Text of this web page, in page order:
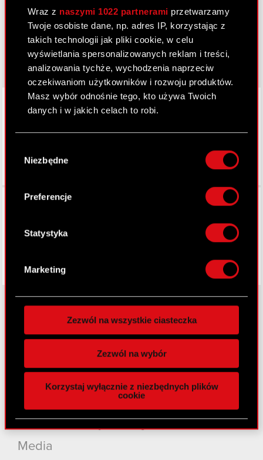
Wraz z naszymi 1022 partnerami przetwarzamy
Twoje osobiste dane, np. adres IP, korzystając z
takich technologii jak pliki cookie, w celu
wyświetlania spersonalizowanych reklam i treści,
analizowania tychże, wychodzenia naprzeciw
oczekiwaniom użytkowników i rozwoju produktów.
Masz wybór odnośnie tego, kto używa Twoich
danych i w jakich celach to robi.
lokalizacji geograficznej z dokładnością nawet
Identyfikować Twoje urządzenie, aktywnie
analizując charakteryzującego je zbiory
palca)
osobiste dane są przetwarzane oraz ustaw własne
preferencje w
. W Deklaracji
zgodę w dowolnej chwili.
Wykorzystujemy pliki cookie do
funkcje społecznościowe i analizować ruch w
naszej witrynie. Informacje o tym, jak korzystasz
z naszej witryny, udostępniamy partnerom
Partnerzy mogą połączyć te informacje z innymi
danymi otrzymanymi od Ciebie lub uzyskanymi
podczas korzystania z ich usług. Kontynuując
zgody
Niezbędne
Preferencje
Statystyka
Marketing
Zezwól na wszystkie ciasteczka
Zezwól na wybór
Korzystaj wyłącznie z niezbędnych plików
cookie
cyberpunk.net
gear.cdprojektred.com
LinkedIn
O CD PROJEKT
Grupa Kapitałowa
Zrównoważony rozwój
Media